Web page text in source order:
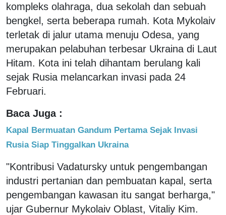
kompleks olahraga, dua sekolah dan sebuah
bengkel, serta beberapa rumah. Kota Mykolaiv
terletak di jalur utama menuju Odesa, yang
merupakan pelabuhan terbesar Ukraina di Laut
Hitam. Kota ini telah dihantam berulang kali
sejak Rusia melancarkan invasi pada 24
Februari.
Baca Juga :
Kapal Bermuatan Gandum Pertama Sejak Invasi
Rusia Siap Tinggalkan Ukraina
"Kontribusi Vadatursky untuk pengembangan
industri pertanian dan pembuatan kapal, serta
pengembangan kawasan itu sangat berharga,"
ujar Gubernur Mykolaiv Oblast, Vitaliy Kim.